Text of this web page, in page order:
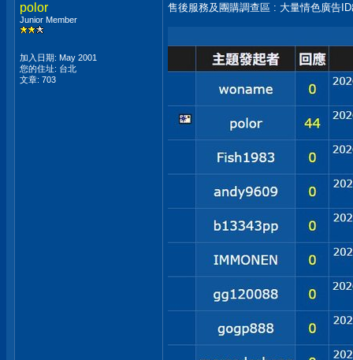
polor
Junior Member
加入日期: May 2001
您的住址: 台北
文章: 703
售後服務及團購調查區 : 大量情色廣告